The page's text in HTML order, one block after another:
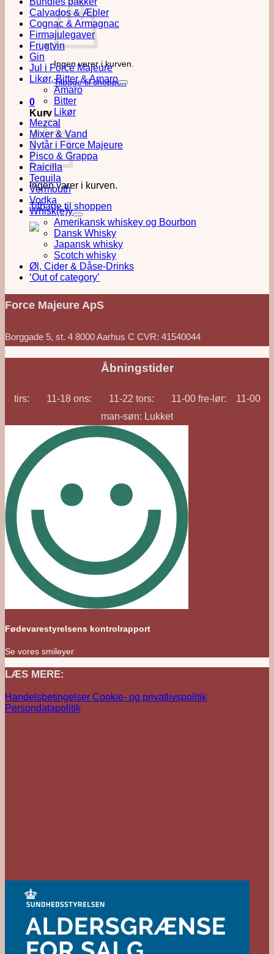
Ingen varer i kurven.
Tilbage til shoppen
0
Kurv
Ingen varer i kurven.
Tilbage til shoppen
Calvados & Æbler
Cognac & Armagnac
Firmajulegaver
Frugtvin
Gin
Jul i Force Majeure
Likør, Bitter & Amaro
Amaro
Bitter
Likør
Mezcal
Mixer & Vand
Nytår i Force Majeure
Pisco & Grappa
Raicilla
Tequila
Vermouth
Vodka
Whisk(e)y
Amerikansk whiskey og Bourbon
Dansk Whisky
Japansk whisky
Scotch whisky
Øl, Cider & Dåse-Drinks
‘Out of category’
Force Majeure ApS
Borggade 5, st. 4 8000 Aarhus C CVR: 41540044
Åbningstider
tirs: 11-18 ons: 11-22 tors: 11-00 fre-lør: 11-00
man-søn: Lukket
Fødevarestyrelsens kontrolrapport
Se vores smileyer
LÆS MERE:
Handelsbetingelser Cookie- og privatlivspolitik
Persondatapolitik